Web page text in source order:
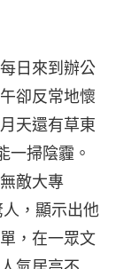
日來到辦公
卻反常地懷
天還有草東
掃陰霾。
敵大專
，顯示出他
，在一眾文